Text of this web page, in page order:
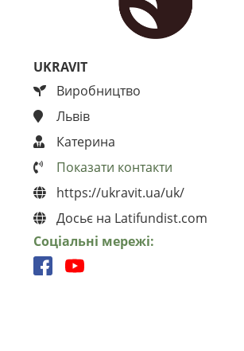
UKRAVIT
Виробництво
Львів
Катерина
Показати контакти
https://ukravit.ua/uk/
Досьє на Latifundist.com
Соціальні мережі: